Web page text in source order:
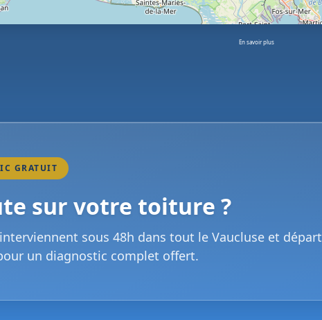
En savoir plus
GRATUIT
sur votre toiture ?
sous 48h dans tout le Vaucluse et
un diagnostic complet offert.